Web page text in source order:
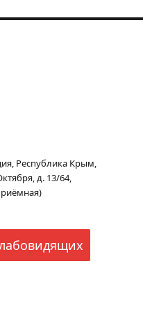
Республика Крым,
д. 13/64,